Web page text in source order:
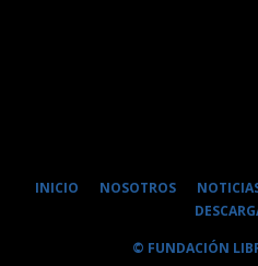
INICIO NOSOTROS
© FUNDACIÓN